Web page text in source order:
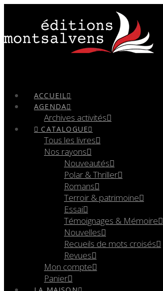
ACCUEIL
AGENDA
Archives activités
CATALOGUE
Tous les livres
Nos rayons
Nouveautés
Polar & Thriller
Romans
Terroir & patrimoine
Essai
Témoignages & Mémoire
Nouvelles
Recueils de mots croisés
Revues
Mon compte
Panier